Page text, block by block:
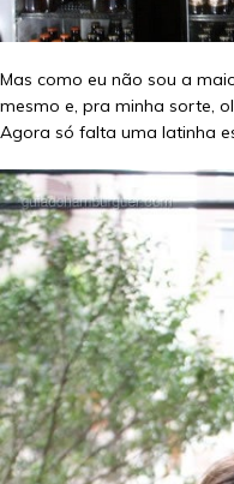
Mas como eu não sou a
mesmo e, pra minha sorte,
Agora só falta uma latinha